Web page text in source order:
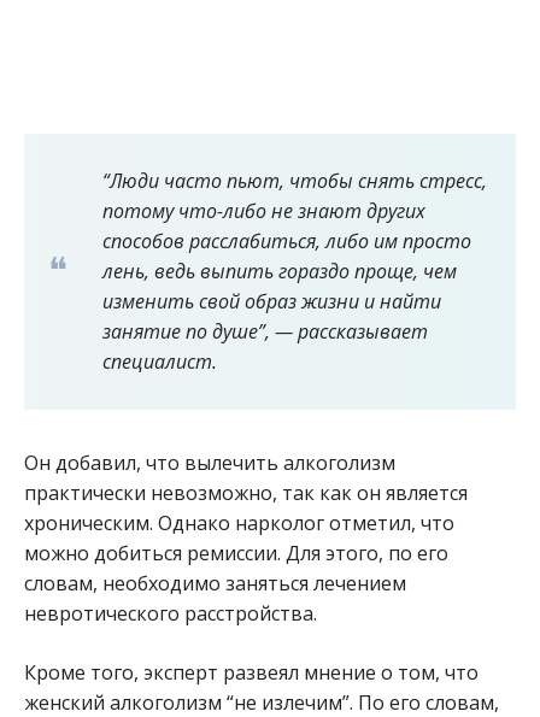
“Люди часто пьют, чтобы снять стресс,
потому что-либо не знают других
способов расслабиться, либо им просто
лень, ведь выпить гораздо проще, чем
изменить свой образ жизни и найти
занятие по душе”, — рассказывает
специалист.
Он добавил, что вылечить алкоголизм
практически невозможно, так как он является
хроническим. Однако нарколог отметил, что
можно добиться ремиссии. Для этого, по его
словам, необходимо заняться лечением
невротического расстройства.
Кроме того, эксперт развеял мнение о том, что
женский алкоголизм “не излечим”. По его словам,